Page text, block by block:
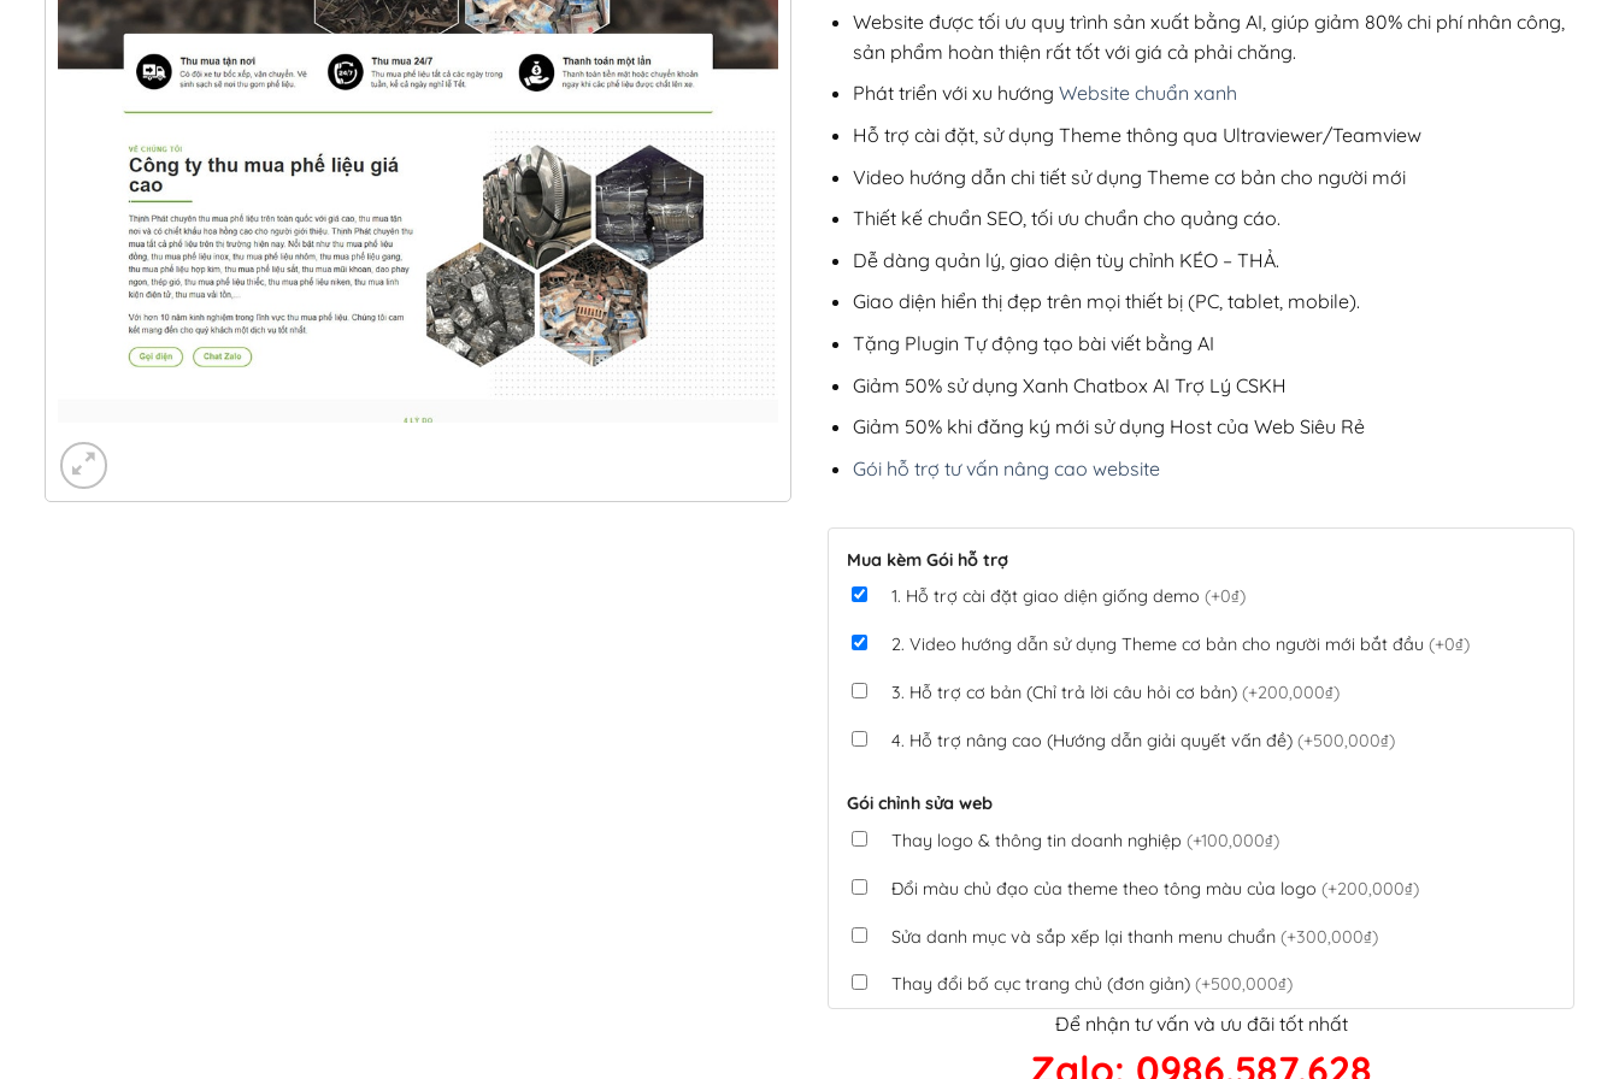
200,000₫.
Website được tối ưu quy trình sản xuất bằng AI, giúp giảm 80% chi phí nhân công,
sản phẩm hoàn thiện rất tốt với giá cả phải chăng.
Phát triển với xu hướng Website chuẩn xanh
Hỗ trợ cài đặt, sử dụng Theme thông qua Ultraviewer/Teamview
Video hướng dẫn chi tiết sử dụng Theme cơ bản cho người mới
Thiết kế chuẩn SEO, tối ưu chuẩn cho quảng cáo.
Dễ dàng quản lý, giao diện tùy chỉnh KÉO – THẢ.
Giao diện hiển thị đẹp trên mọi thiết bị (PC, tablet, mobile).
Tặng Plugin Tự động tạo bài viết bằng AI
Giảm 50% sử dụng Xanh Chatbox AI Trợ Lý CSKH
Giảm 50% khi đăng ký mới sử dụng Host của Web Siêu Rẻ
Gói hỗ trợ tư vấn nâng cao website
Mua kèm Gói hỗ trợ
1. Hỗ trợ cài đặt giao diện giống demo (+0₫)
2. Video hướng dẫn sử dụng Theme cơ bản cho người mới bắt đầu (+0₫)
3. Hỗ trợ cơ bản (Chỉ trả lời câu hỏi cơ bản) (+200,000₫)
4. Hỗ trợ nâng cao (Hướng dẫn giải quyết vấn đề) (+500,000₫)
Gói chỉnh sửa web
Thay logo & thông tin doanh nghiệp (+100,000₫)
Đổi màu chủ đạo của theme theo tông màu của logo (+200,000₫)
Sửa danh mục và sắp xếp lại thanh menu chuẩn (+300,000₫)
Thay đổi bố cục trang chủ (đơn giản) (+500,000₫)
Tích hợp thanh toán QR Code ngân hàng(+100,000₫)
Để nhận tư vấn và ưu đãi tốt nhất
Zalo: 0986.587.628